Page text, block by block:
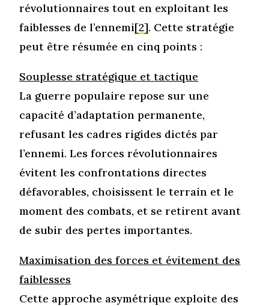
révolutionnaires tout en exploitant les
faiblesses de l’ennemi[2]. Cette stratégie
peut être résumée en cinq points :
Souplesse stratégique et tactique
La guerre populaire repose sur une
capacité d’adaptation permanente,
refusant les cadres rigides dictés par
l’ennemi. Les forces révolutionnaires
évitent les confrontations directes
défavorables, choisissent le terrain et le
moment des combats, et se retirent avant
de subir des pertes importantes.
Maximisation des forces et évitement des
faiblesses
Cette approche asymétrique exploite des